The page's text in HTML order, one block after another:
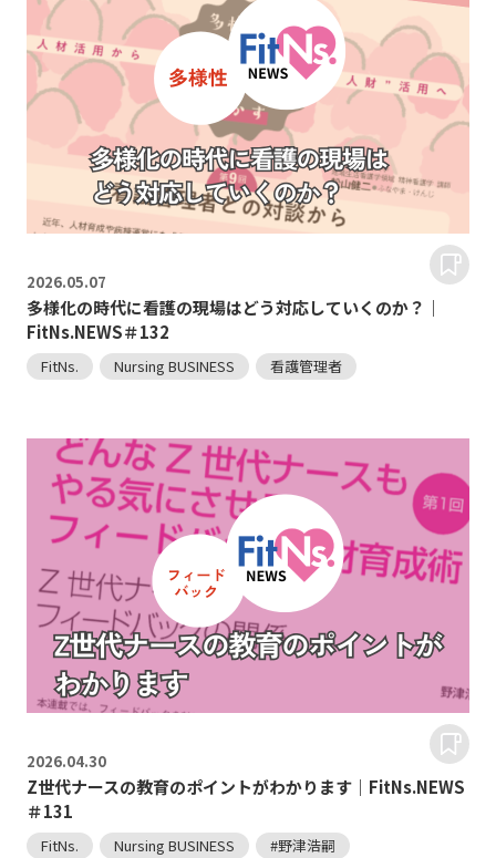
2026.05.07
多様化の時代に看護の現場はどう対応していくのか？｜
FitNs.NEWS＃132
FitNs. Nursing BUSINESS 看護管理者
2026.04.30
Z世代ナースの教育のポイントがわかります｜FitNs.NEWS
＃131
FitNs. Nursing BUSINESS #野津浩嗣